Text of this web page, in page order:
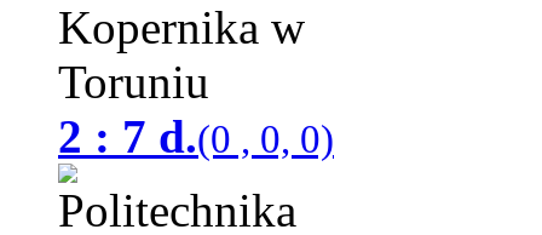
2 : 7 d.(0 , 0, 0)